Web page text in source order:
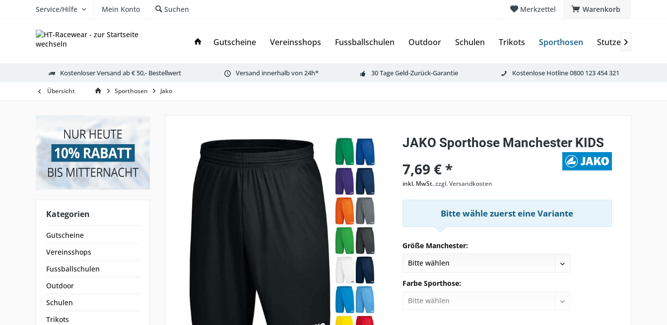
Warenkorb
Merkzettel
Service/Hilfe Mein Konto Suchen
Gutscheine Vereinsshops Fussballschulen Outdoor Schulen Trikots Sporthosen Stutzen & Schoner

Kostenloser Versand ab € 50,- Bestellwert Versand innerhalb von 24h* 30 Tage Geld-Zurück-Garantie Kostenlose Hotline 0800 123 454 321
Übersicht Sporthosen Jako
Kategorien
Gutscheine
Vereinsshops
Fussballschulen
Outdoor
Schulen
Trikots
JAKO Sporthose Manchester KIDS
7,69 € *
inkl. MwSt.zzgl. Versandkosten
Bitte wähle zuerst eine Variante
Größe Manchester:
Farbe Sporthose: